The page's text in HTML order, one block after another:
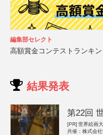
編集部セレクト
高額賞金コンテストランキン
結果発表
第22回
[PR] 世界絵画
共催：株式会